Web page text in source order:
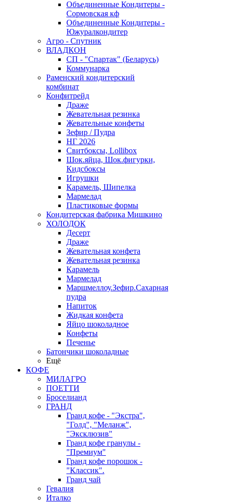
Объединенные Кондитеры -
Сормовская кф
Объединенные Кондитеры -
Южуралкондитер
Агро - Спутник
ВЛАДКОН
СП - "Спартак" (Беларусь)
Коммунарка
Раменский кондитерский
комбинат
Конфитрейд
Драже
Жевательная резинка
Жевательные конфеты
Зефир / Пудра
НГ 2026
Свитбоксы, Lollibox
Шок.яйца, Шок.фигурки,
Кидсбоксы
Игрушки
Карамель, Шипелка
Мармелад
Пластиковые формы
Кондитерская фабрика Мишкино
ХОЛОДОК
Десерт
Драже
Жевательная конфета
Жевательная резинка
Карамель
Мармелад
Маршмеллоу.Зефир.Сахарная
пудра
Напиток
Жидкая конфета
Яйцо шоколадное
Конфеты
Печенье
Батончики шоколадные
Ещё
КОФЕ
МИЛАГРО
ПОЕТТИ
Броселианд
ГРАНД
Гранд кофе - "Экстра",
"Голд", "Меланж",
"Эксклюзив"
Гранд кофе гранулы -
"Премиум"
Гранд кофе порошок -
"Классик".
Гранд чай
Гевалия
Италко